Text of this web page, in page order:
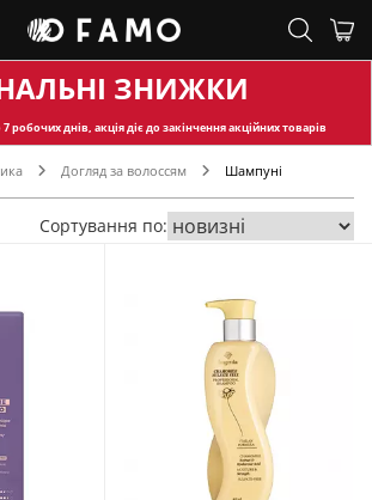
ЗНИЖКИ
7 робочих днів, акція діє до закінчення акційних товарів
Догляд за волоссям Шампуні
Сортування по: